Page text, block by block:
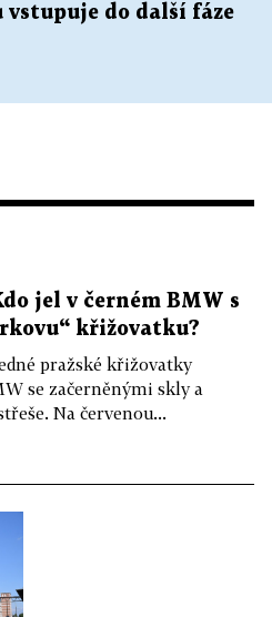
do další fáze
jel v černém BMW s
křižovatku?
pražské křižovatky
se začerněnými skly a
Na červenou...